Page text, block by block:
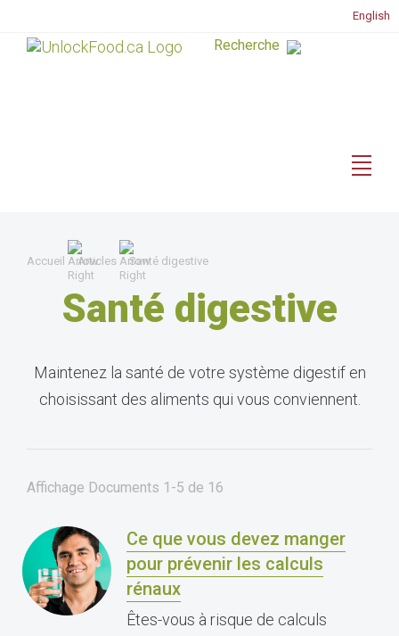
English
Accueil Articles Santé digestive
Santé digestive
Maintenez la santé de votre système digestif en
choisissant des aliments qui vous conviennent.
Affichage Documents 1-5 de 16
Ce que vous devez manger
pour prévenir les calculs
rénaux
Êtes-vous à risque de calculs